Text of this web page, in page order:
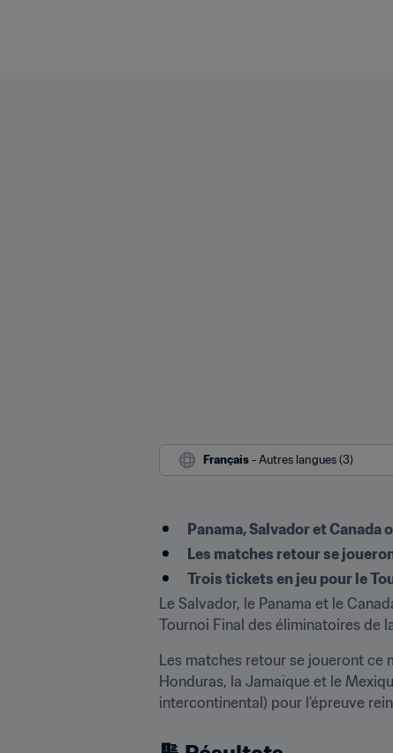
Français - Autres langues (3)
Panama, Salvador et
Les matches retour se
Trois tickets en jeu pour le
Le Salvador, le Panama et le
Tournoi Final des éliminatoires de
Les matches retour se joueront ce
Honduras, la Jamaïque et le
intercontinental) pour l'épreuve